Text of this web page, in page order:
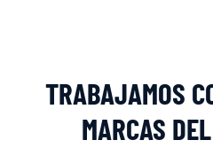
TRABAJAMOS
MARCAS